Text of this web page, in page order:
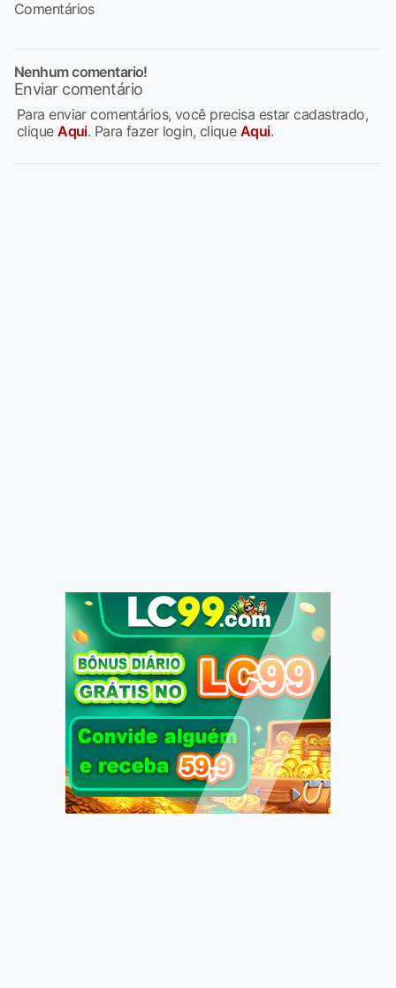
Comentários
Nenhum comentario!
Enviar comentário
Para enviar comentários, você precisa estar cadastrado,
cliqueAqui. Para fazer login, clique Aqui.